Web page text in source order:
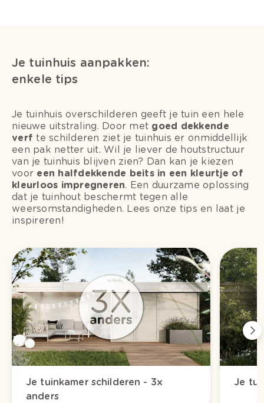
Je tuinhuis aanpakken:
enkele tips
Je tuinhuis overschilderen geeft je tuin een hele
nieuwe uitstraling. Door met goed dekkende
verf te schilderen ziet je tuinhuis er onmiddellijk
een pak netter uit. Wil je liever de houtstructuur
van je tuinhuis blijven zien? Dan kan je kiezen
voor een halfdekkende beits in een kleurtje of
kleurloos impregneren. Een duurzame oplossing
dat je tuinhout beschermt tegen alle
weersomstandigheden. Lees onze tips en laat je
inspireren!
Je tuinkamer schilderen - 3x
anders
Je